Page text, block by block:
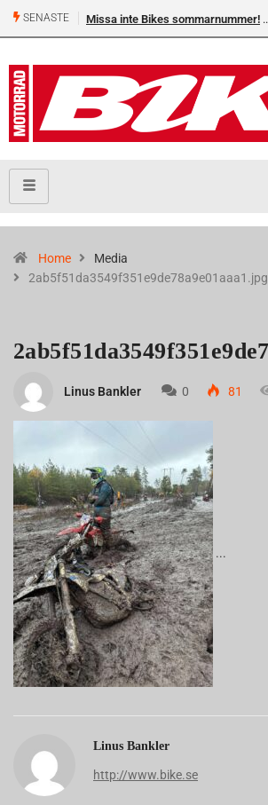
SENASTEMissa inte Bikes sommarnummer!
Home
Media
2ab5f51da3549f351e9de78a9e01aaa1.jpg
Linus Bankler 0 81
Linus Bankler
http://www.bike.se